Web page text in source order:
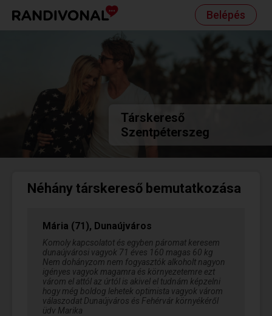
Belépés
Társkereső
Szentpéterszeg
Néhány társkereső bemutatkozása
Mária (71), Dunaújváros
Komoly kapcsolatot és egyben páromat keresem
dunaújvárosi vagyok 71 éves 160 magas 60 kg
Nem dohányzom nem fogyasztók alkoholt nagyon
igényes vagyok magamra és környezetemre ezt
várom el attól az úrtól is akivel el tudnám képzelni
hogy még boldog lehetek optimista vagyok várom
válaszodat Dunaújváros és Fehérvár környékéről
üdv Marika